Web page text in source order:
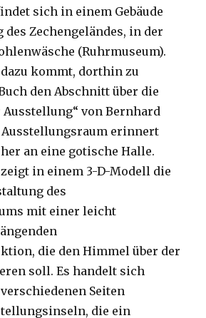
sich in einem Gebäude
des Zechengeländes, in der
(Ruhrmuseum).
kommt, dorthin zu
den Abschnitt über die
Ausstellung“ von Bernhard
erinnert
an eine gotische Halle.
in einem 3-D-Modell die
des
mit einer leicht
die den Himmel über der
soll. Es handelt sich
Seiten
die ein